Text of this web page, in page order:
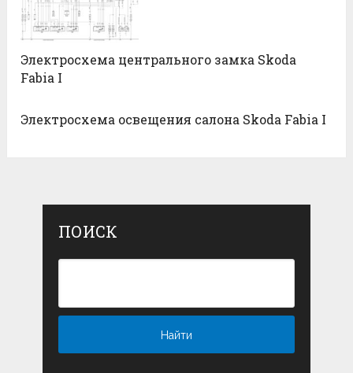
Электросхема центрального замка Skoda
Fabia I
Электросхема освещения салона Skoda Fabia I
ПОИСК